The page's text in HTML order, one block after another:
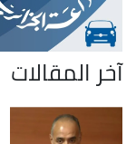
آخر المقالات